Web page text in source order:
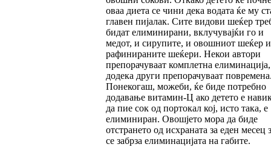
оваа диета се чини дека водата ќе му
главен пијалак. Сите видови шеќер
бидат елиминирани, вклучувајќи го и
медот, и сирупите, и овошниот шеќер и
рафинираните шеќери. Некои автори
препорачуваат комплетна елиминација,
додека други препорачуваат
Понекогаш, можеби, ќе биде потребно
додавање витамин-Ц ако детето е
да пие сок од портокал кој, исто така, е
елиминиран. Овошјето мора да биде
отстрането од исхраната за еден месец
се забрза елиминацијата на габите.